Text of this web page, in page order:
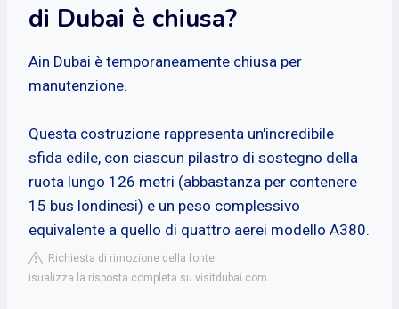
di Dubai è chiusa?
Ain Dubai è temporaneamente chiusa per
manutenzione.
Questa costruzione rappresenta un'incredibile
sfida edile, con ciascun pilastro di sostegno della
ruota lungo 126 metri (abbastanza per contenere
15 bus londinesi) e un peso complessivo
equivalente a quello di quattro aerei modello A380.
Richiesta di rimozione della fonte
isualizza la risposta completa su visitdubai.com